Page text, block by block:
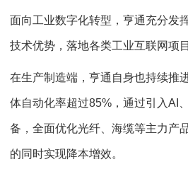
面向工业数字化转型，亨通充分发
技术优势，落地各类工业互联网项目
在生产制造端，亨通自身也持续推
体自动化率超过85%，通过引入AI
备，全面优化光纤、海缆等主力产
的同时实现降本增效。